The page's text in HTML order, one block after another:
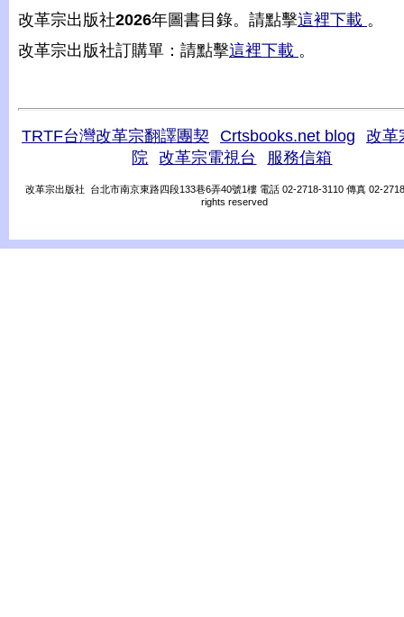
改革宗出版社2026年圖書目錄。請點擊這裡下載 。
改革宗出版社訂購單：請點擊這裡下載 。
TRTF台灣改革宗翻譯團契 Crtsbooks.net blog
改革
院
改革宗電視台 服務信箱
改革宗出版社 台北市南京東路四段133巷6弄40號1樓 電話 02-2718-3110 傳真 02-
rights reserved